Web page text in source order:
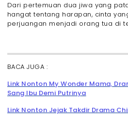
Dari pertemuan dua jiwa yang
hangat tentang harapan, cinta
perjuangan menjadi orang tua di
BACA JUGA :
Link Nonton My Wonder Mama,
Sang Ibu Demi Putrinya
Link Nonton Jejak Takdir Drama